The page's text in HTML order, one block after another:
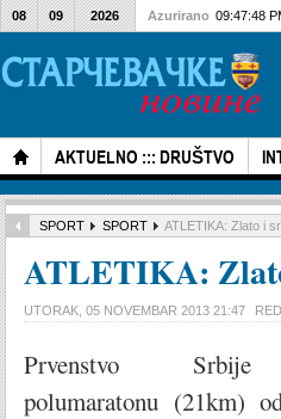
AKTUELNO ::: DRUŠTVO
08 09 2026 Azurirano 09:47:48
SPORT SPORT ATLETIKA: Zlato i
ATLETIKA:
UTORAK, 05 NOVEMBAR 2013 21:47
Prvenstvo
polumaratonu (21km)